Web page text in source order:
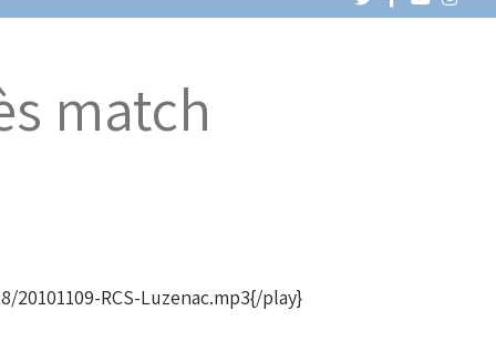
match
RCS-Luzenac.mp3{/play}